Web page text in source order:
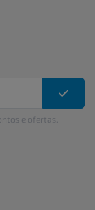
e ofertas.